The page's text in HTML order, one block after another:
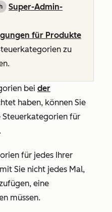
Super-Admin-
für Produkte
zu
bei der
haben, können Sie
für
für jedes Ihrer
Sie nicht jedes Mal,
eine
müssen.